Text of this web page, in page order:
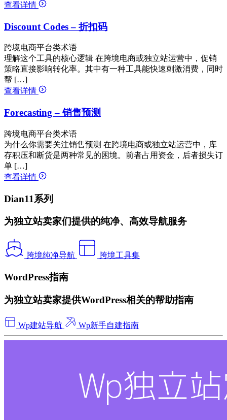
查看详情
Discount Codes – 折扣码
跨境电商平台类术语
理解这个工具的核心逻辑 在跨境电商或独立站运营中，促销
策略直接影响转化率。其中有一种工具能快速刺激消费，同时
帮 […]
查看详情
Forecasting – 销售预测
跨境电商平台类术语
为什么你需要关注销售预测 在跨境电商或独立站运营中，库
存积压和断货是两种常见的困境。前者占用资金，后者损失订
单 […]
查看详情
Dian11系列
为独立站卖家们提供的纯净、高效导航服务
跨境纯净导航 跨境工具集
WordPress指南
为独立站卖家提供WordPress相关的帮助指南
Wp建站导航 Wp新手自建指南